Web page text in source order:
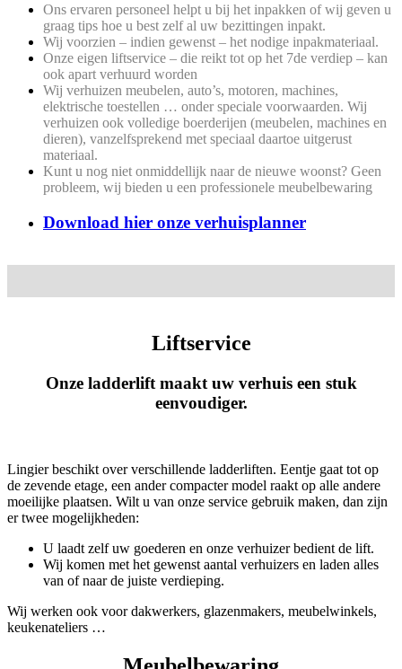
Ons ervaren personeel helpt u bij het inpakken of wij geven u
graag tips hoe u best zelf al uw bezittingen inpakt.
Wij voorzien – indien gewenst – het nodige inpakmateriaal.
Onze eigen liftservice – die reikt tot op het 7de verdiep – kan
ook apart verhuurd worden
Wij verhuizen meubelen, auto’s, motoren, machines,
elektrische toestellen … onder speciale voorwaarden. Wij
verhuizen ook volledige boerderijen (meubelen, machines en
dieren), vanzelfsprekend met speciaal daartoe uitgerust
materiaal.
Kunt u nog niet onmiddellijk naar de nieuwe woonst? Geen
probleem, wij bieden u een professionele meubelbewaring
Download hier onze verhuisplanner
Liftservice
Onze ladderlift maakt uw verhuis een stuk
eenvoudiger.
Lingier beschikt over verschillende ladderliften. Eentje gaat tot op
de zevende etage, een ander compacter model raakt op alle andere
moeilijke plaatsen. Wilt u van onze service gebruik maken, dan zijn
er twee mogelijkheden:
U laadt zelf uw goederen en onze verhuizer bedient de lift.
Wij komen met het gewenst aantal verhuizers en laden alles
van of naar de juiste verdieping.
Wij werken ook voor dakwerkers, glazenmakers, meubelwinkels,
keukenateliers …